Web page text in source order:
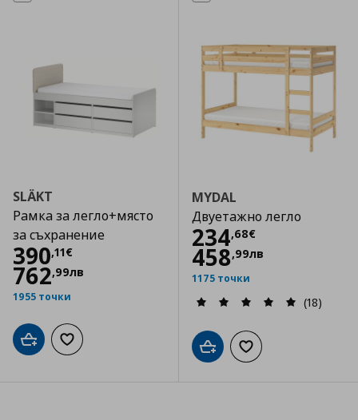
SLÄKT
Рамка за легло+място
за съхранение
390,11€
Цена
762,99лв
1955 точки
Добави в кошницата
Добави към списъка с любими
MYDAL
Двуетажно легло
234,68€
Цена
458,99лв
1175 точки
(18)
Добави в кошницата
Добави към